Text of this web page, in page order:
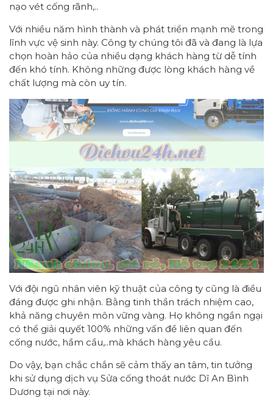
nạo vét cống rãnh,..
Với nhiều năm hình thành và phát triển mạnh mẽ trong
lĩnh vực vệ sinh này. Công ty chúng tôi đã và đang là lựa
chọn hoàn hảo của nhiều dạng khách hàng từ dễ tính
đến khó tính. Không những được lòng khách hàng về
chất lượng mà còn uy tín.
Với đội ngũ nhân viên kỹ thuật của công ty cũng là điều
đáng được ghi nhận. Bằng tinh thần trách nhiệm cao,
khả năng chuyên môn vững vàng. Họ không ngần ngại
có thể giải quyết 100% những vấn đề liên quan đến
cống nước, hầm cầu,..mà khách hàng yêu cầu.
Do vậy, bạn chắc chắn sẽ cảm thấy an tâm, tin tưởng
khi sử dụng dịch vụ Sửa cống thoát nước Dĩ An Bình
Dương tại nơi này.